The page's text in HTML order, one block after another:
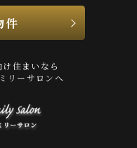
件
住まいなら
リーサロンへ